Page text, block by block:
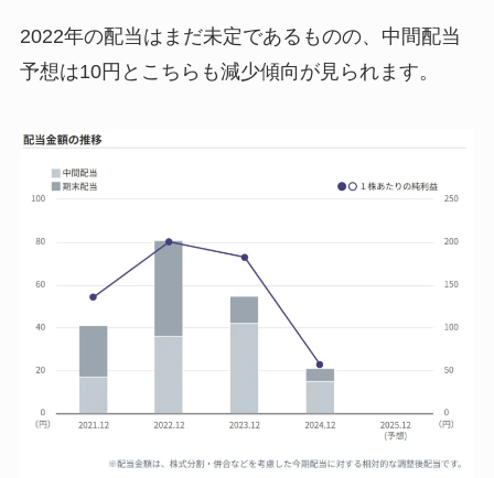
2022年の配当はまだ未定であるものの、中間配当
予想は10円とこちらも減少傾向が見られます。